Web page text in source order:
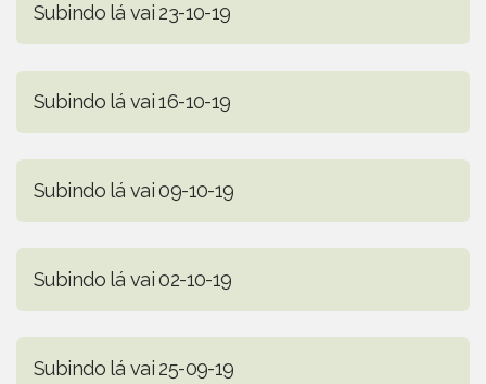
Subindo lá vai 23-10-19
Subindo lá vai 16-10-19
Subindo lá vai 09-10-19
Subindo lá vai 02-10-19
Subindo lá vai 25-09-19